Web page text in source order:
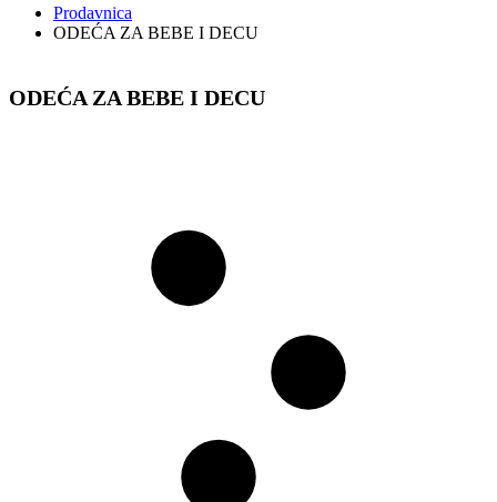
Prodavnica
ODEĆA ZA BEBE I DECU
ODEĆA ZA BEBE I DECU